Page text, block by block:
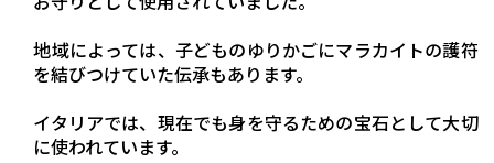
地域によっては、子どものゆりかごにマラカイトの護符
を結びつけていた伝承もあります。
イタリアでは、現在でも身を守るための宝石として大切
に使われています。